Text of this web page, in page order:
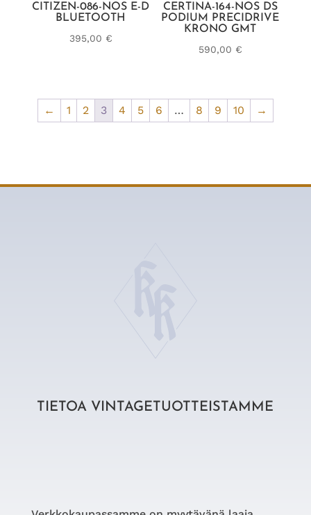
CITIZEN-086-NOS E-D
BLUETOOTH
395,00 €
CERTINA-164-NOS DS
PODIUM PRECIDRIVE
KRONO GMT
590,00 €
← 1 2 3 4 5 6 … 8 9 10 →
TIETOA VINTAGETUOTTEISTAMME